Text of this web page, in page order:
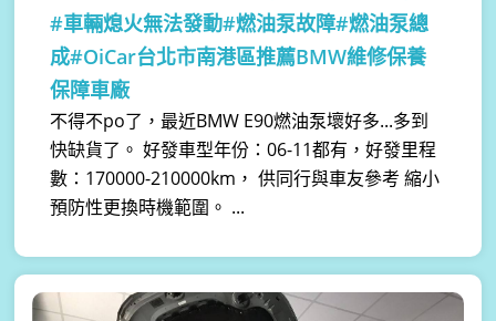
#車輛熄火無法發動#燃油泵故障#燃油泵總
成#OiCar台北市南港區推薦BMW維修保養
保障車廠
不得不po了，最近BMW E90燃油泵壞好多...多到
快缺貨了。 好發車型年份：06-11都有，好發里程
數：170000-210000km， 供同行與車友參考 縮小
預防性更換時機範圍。 ...